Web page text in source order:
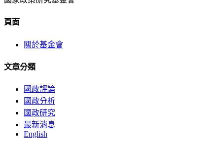
頁面
關於基金會
文章分類
國政評論
國政分析
國政研究
最新消息
English